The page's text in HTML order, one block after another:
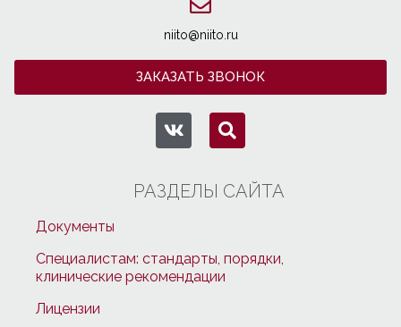
niito@niito.ru
ЗАКАЗАТЬ ЗВОНОК
РАЗДЕЛЫ САЙТА
Документы
Специалистам: стандарты, порядки,
клинические рекомендации
Лицензии